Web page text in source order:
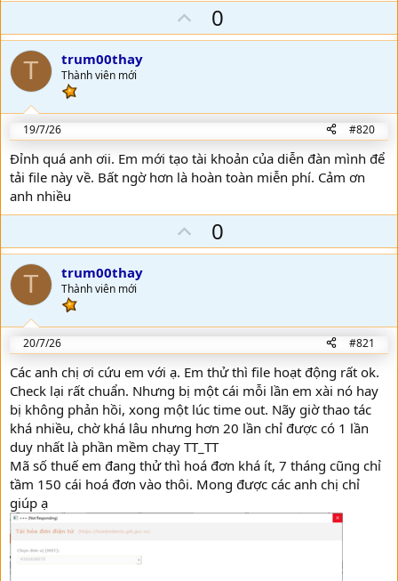
U
p
e
0
T trum00thay
Thành viên mới
19/7/26 #820
Đỉnh quá anh ơii. Em mới tạo tài khoản của diễn đàn mình để
tải file này về. Bất ngờ hơn là hoàn toàn miễn phí. Cảm ơn
anh nhiều
U
p
e
0
T trum00thay
Thành viên mới
20/7/26 #821
Các anh chị ơi cứu em với ạ. Em thử thì file hoạt động rất ok.
Check lại rất chuẩn. Nhưng bị một cái mỗi lần em xài nó hay
bị không phản hồi, xong một lúc time out. Nãy giờ thao tác
khá nhiều, chờ khá lâu nhưng hơn 20 lần chỉ được có 1 lần
duy nhất là phần mềm chạy TT_TT
Mã số thuế em đang thử thì hoá đơn khá ít, 7 tháng cũng chỉ
tầm 150 cái hoá đơn vào thôi. Mong được các anh chị chỉ
giúp ạ